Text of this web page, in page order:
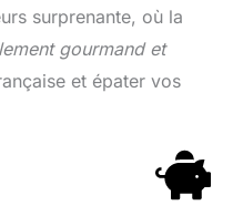
surprenante, où la
gourmand et
et épater vos